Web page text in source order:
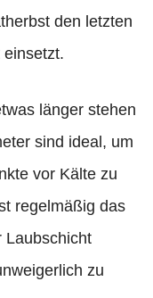
den letzten
länger stehen
sind ideal, um
vor Kälte zu
regelmäßig das
Laubschicht
zu